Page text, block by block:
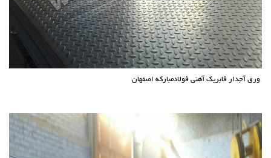
ورق آجدار فابریک آهنی فولادمبارکه اصفهان